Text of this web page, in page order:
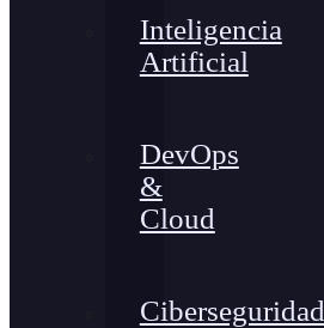
Inteligencia
Artificial
DevOps
&
Cloud
Ciberseguridad